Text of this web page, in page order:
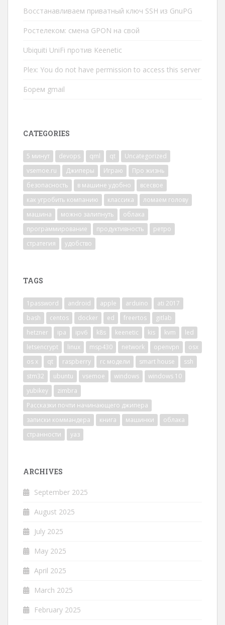
Восстанавливаем приватный ключ SSH из GnuPG
Ростелеком: смена GPON на свой
Ubiquiti UniFi против Keenetic
Plex: You do not have permission to access this server
Борем gmail
CATEGORIES
5 минут devops qml qt
Uncategorized
vsemoe.ru
Джиперы Играю
Про жизнь
безопасность
в машине удобно
всесвое
как угробить компанию
классика
ломаем голову
машина
можно залипнуть
облака
программирование
продуктивность
ретро
стратегия
удобство
TAGS
1password android apple arduino
ati 2017
bash
centos docker ed freertos
gitlab
hetzner
ipa ipv6 k8s keenetic kis kvm
led
letsencrypt
linux msp430 network openvpn
osx
os x
qt raspberry rc модели smart house
ssh
stm32
ubuntu vsemoe windows
windows 10
yubikey
zimbra
Рассказки почти начинающего джипера
записки коммандера
книга машинки
облака
странности
уаз
ARCHIVES
September 2025
August 2025
July 2025
May 2025
April 2025
March 2025
February 2025